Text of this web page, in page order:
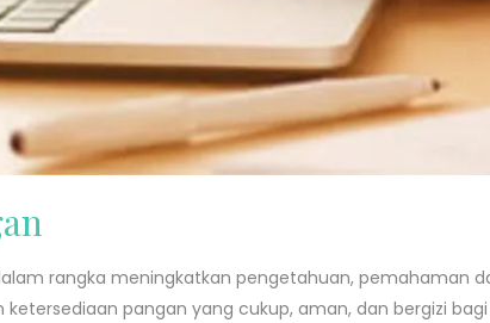
rangka meningkatkan pengetahuan, pemahaman
pangan yang cukup, aman, dan bergizi